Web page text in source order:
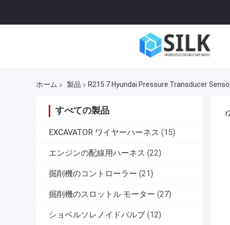
ホーム 製品 R215 7 Hyundai Pressure Transducer
すべての製品
EXCAVATOR ワイヤーハーネス (15)
エンジンの配線用ハーネス (22)
掘削機のコントローラー (21)
掘削機のスロットル モーター (27)
ショベルソレノイドバルブ (12)